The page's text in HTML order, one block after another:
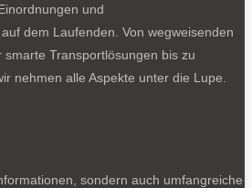
und
dem Laufenden. Von wegweisenden
Transportlösungen bis zu
nehmen alle Aspekte unter die Lupe.
sondern auch umfangreiche